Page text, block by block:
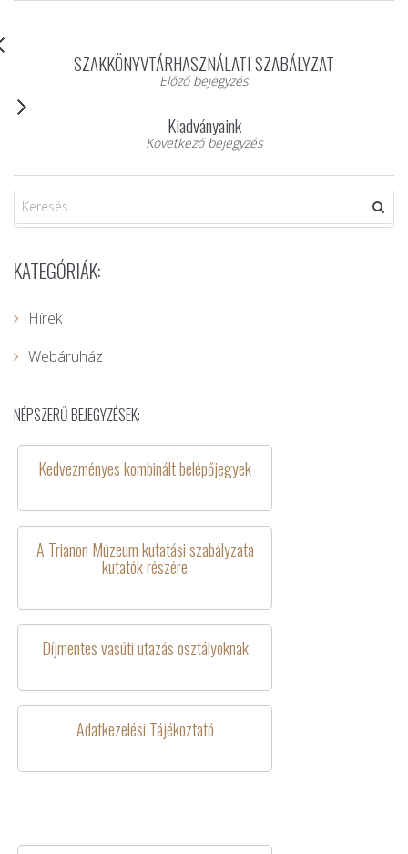
SZAKKÖNYVTÁRHASZNÁLATI SZABÁLYZAT
Előző bejegyzés
Kiadványaink
Következő bejegyzés
KATEGÓRIÁK:
Hírek
Webáruház
NÉPSZERŰ BEJEGYZÉSEK:
Kedvezményes kombinált belépőjegyek
A Trianon Múzeum kutatási szabályzata
kutatók részére
Díjmentes vasúti utazás osztályoknak
Adatkezelési Tájékoztató